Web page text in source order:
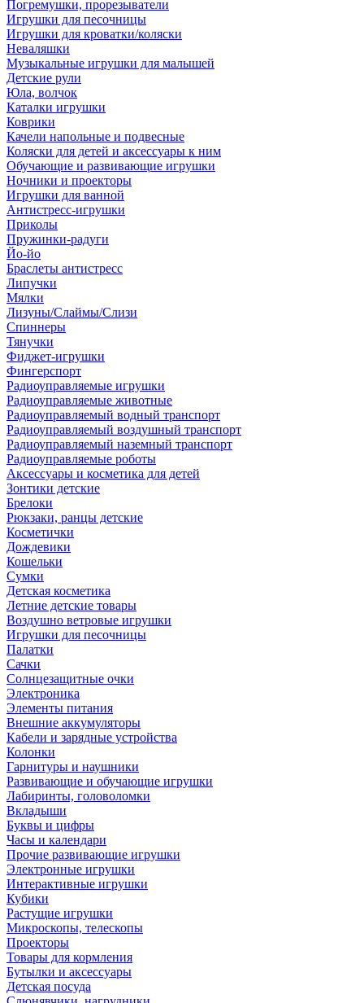
Погремушки, прорезыватели
Игрушки для песочницы
Игрушки для кроватки/коляски
Неваляшки
Музыкальные игрушки для малышей
Детские рули
Юла, волчок
Каталки игрушки
Коврики
Качели напольные и подвесные
Коляски для детей и аксессуары к ним
Обучающие и развивающие игрушки
Ночники и проекторы
Игрушки для ванной
Антистресс-игрушки
Приколы
Пружинки-радуги
Йо-йо
Браслеты антистресс
Липучки
Мялки
Лизуны/Слаймы/Слизи
Спиннеры
Тянучки
Фиджет-игрушки
Фингерспорт
Радиоуправляемые игрушки
Радиоуправляемые животные
Радиоуправляемый водный транспорт
Радиоуправляемый воздушный транспорт
Радиоуправляемый наземный транспорт
Радиоуправляемые роботы
Аксессуары и косметика для детей
Зонтики детские
Брелоки
Рюкзаки, ранцы детские
Косметички
Дождевики
Кошельки
Сумки
Детская косметика
Летние детские товары
Воздушно ветровые игрушки
Игрушки для песочницы
Палатки
Сачки
Солнцезащитные очки
Электроника
Элементы питания
Внешние аккумуляторы
Кабели и зарядные устройства
Колонки
Гарнитуры и наушники
Развивающие и обучающие игрушки
Лабиринты, головоломки
Вкладыши
Буквы и цифры
Часы и календари
Прочие развивающие игрушки
Электронные игрушки
Интерактивные игрушки
Кубики
Растущие игрушки
Микроскопы, телескопы
Проекторы
Товары для кормления
Бутылки и аксессуары
Детская посуда